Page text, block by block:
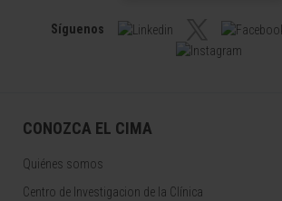
Síguenos
CONOZCA EL CIMA
Quiénes somos
Centro de Investigacion de la Clínica